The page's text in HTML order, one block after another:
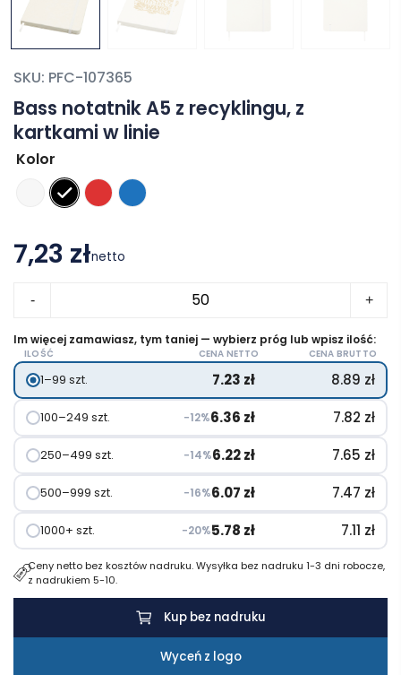
Bass notatnik A5 z recyklingu, z
kartkami w linie
SKU: PFC-107365
Kolor
7,23 złnetto
-
notatnik
A5
z
recyklingu,
z
kartkami
w
linie
+
Im więcej zamawiasz, tym taniej — wybierz próg lub wpisz ilość:
ILOŚĆ CENA NETTO CENA BRUTTO
1–99 szt. 7.23 zł 8.89 zł
100–249 szt. −12%6.36 zł 7.82 zł
250–499 szt. −14%6.22zł 7.65 zł
500–999 szt. −16%6.07 zł 7.47 zł
1000+ szt. −20%5.78 zł 7.11 zł
Ceny netto bez kosztów nadruku. Wysyłka bez nadruku 1-3 dni robocze,
z nadrukiem 5-10.
Kup bez nadruku
Wyceń z logo